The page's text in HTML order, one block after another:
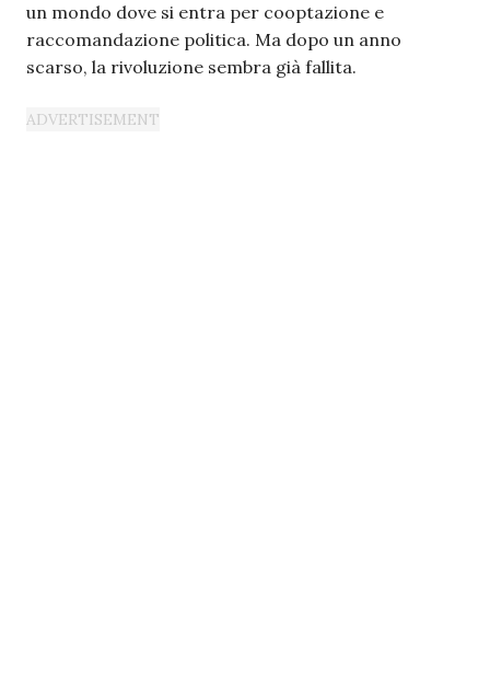
un mondo dove si entra per cooptazione e
raccomandazione politica. Ma dopo un anno
scarso, la rivoluzione sembra già fallita.